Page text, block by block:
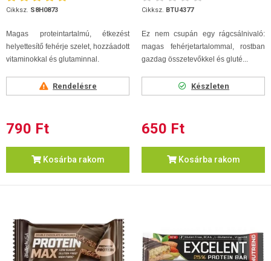
Cikksz. S8H0873
Magas proteintartalmú, étkezést
helyettesítő fehérje szelet, hozzáadott
vitaminokkal és glutaminnal.
Rendelésre
790 Ft
Kosárba rakom
Cikksz. BTU4377
Ez nem csupán egy rágcsálnivaló:
magas fehérjetartalommal, rostban
gazdag összetevőkkel és gluté...
Készleten
650 Ft
Kosárba rakom